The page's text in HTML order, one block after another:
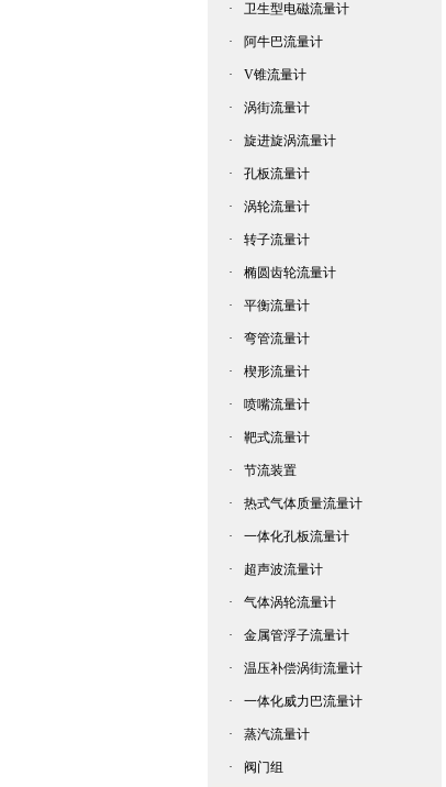
· 卫生型电磁流量计
· 阿牛巴流量计
· V锥流量计
· 涡街流量计
· 旋进旋涡流量计
· 孔板流量计
· 涡轮流量计
· 转子流量计
· 椭圆齿轮流量计
· 平衡流量计
· 弯管流量计
· 楔形流量计
· 喷嘴流量计
· 靶式流量计
· 节流装置
· 热式气体质量流量计
· 一体化孔板流量计
· 超声波流量计
· 气体涡轮流量计
· 金属管浮子流量计
· 温压补偿涡街流量计
· 一体化威力巴流量计
· 蒸汽流量计
·
阀门组